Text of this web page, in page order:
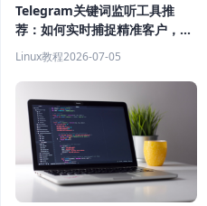
Telegram关键词监听工具推
荐：如何实时捕捉精准客户，提
高获客效率？
Linux教程2026-07-05